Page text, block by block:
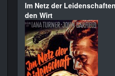
Im Netz der
den Wirt